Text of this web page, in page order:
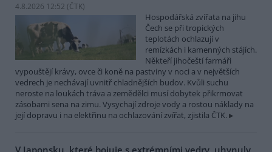
4.8.2026 12:52 (ČTK)
Hospodářská zvířata na jihu
Čech se při tropických
teplotách ochlazují v
remízkách i kamenných stájích.
Někteří jihočeští farmáři
vypouštějí krávy, ovce či koně na pastviny v noci a v největších
vedrech je nechávají uvnitř chladnějších budov. Kvůli suchu
neroste na loukách tráva a zemědělci musí dobytek přikrmovat
zásobami sena na zimu. Vysychají zdroje vody a rostou náklady na
její dopravu i na elektřinu na ochlazování zvířat, zjistila ČTK.
V Japonsku, které bojuje s extrémními vedry, uhynuly